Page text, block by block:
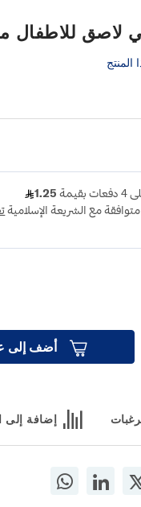
لاصق للاطفال
المنتج
أضف إلى
إضافة إلى